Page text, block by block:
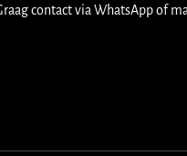
contact via WhatsApp of